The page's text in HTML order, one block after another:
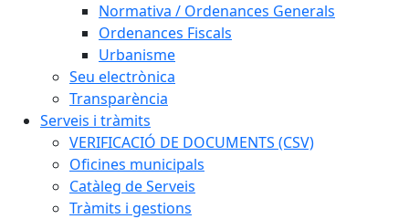
Normativa / Ordenances Generals
Ordenances Fiscals
Urbanisme
Seu electrònica
Transparència
Serveis i tràmits
VERIFICACIÓ DE DOCUMENTS (CSV)
Oficines municipals
Catàleg de Serveis
Tràmits i gestions